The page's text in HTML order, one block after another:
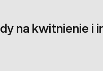
na kwitnienie i